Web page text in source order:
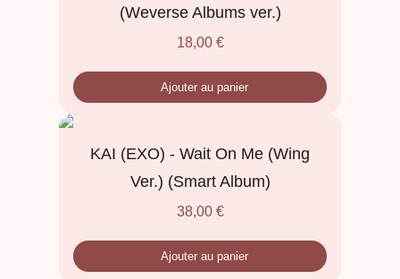
(Weverse Albums ver.)
18,00 €
Ajouter au panier
KAI (EXO) - Wait On Me (Wing
Ver.) (Smart Album)
38,00 €
Ajouter au panier